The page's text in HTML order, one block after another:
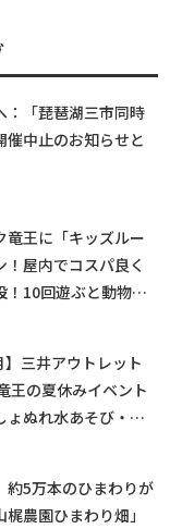
：「琵琶湖三市同時
催中止のお知らせと
竜王に「キッズルー
！屋内でコスパ良く
！10回遊ぶと動物触
】三井アウトレット
王の夏休みイベント
ょぬれ水あそび・激
約5万本のひまわりが
農園ひまわり畑」